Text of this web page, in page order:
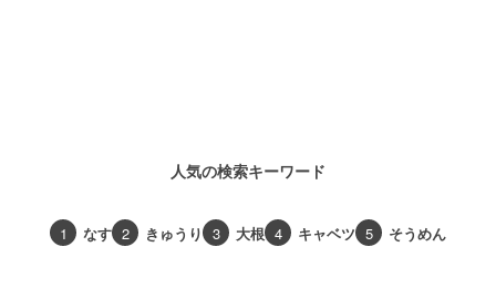
人気の検索キーワード
1 なす 2 きゅうり 3 大根 4 キャベツ 5 そうめん